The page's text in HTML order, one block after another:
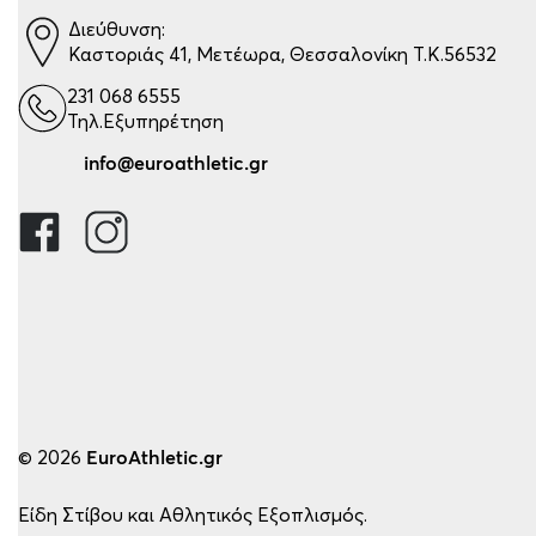
Διεύθυνση:
Καστοριάς 41, Μετέωρα, Θεσσαλονίκη Τ.Κ.56532
231 068 6555
Τηλ.Εξυπηρέτηση
info@euroathletic.gr
© 2026 EuroAthletic.gr
Είδη Στίβου και Αθλητικός Εξοπλισμός.